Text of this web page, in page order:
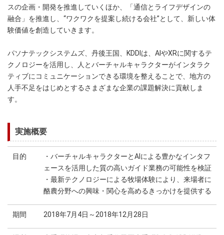
スの企画・開発を推進していくほか、「通信とライフデザインの
融合」を推進し、“ワクワクを提案し続ける会社”として、新しい体
験価値を創造していきます。
パソナテックシステムズ、丹後王国、KDDIは、AIやXRに関するテ
クノロジーを活用し、人とバーチャルキャラクターがインタラク
ティブにコミュニケーションできる環境を整えることで、地方の
人手不足をはじめとするさまざまな企業の課題解決に貢献しま
す。
実施概要
目的
・バーチャルキャラクターとAIによる豊かなインタフ
ェースを活用した質の高いガイド業務の可能性を検証
・最新テクノロジーによる牧場体験により、来場者に
酪農分野への興味・関心を高めるきっかけを提供する
期間 2018年7月4日～2018年12月28日